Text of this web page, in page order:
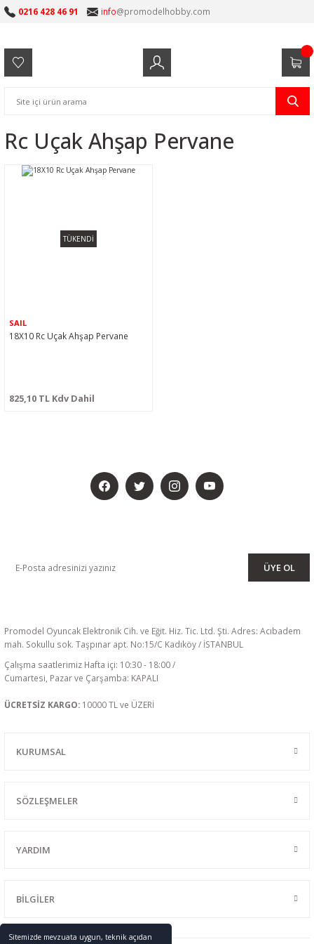
Sitemizde mevzuata uygun, teknik açıdan
0216 428 46 91 info@promodelhobby.com
Rc Uçak Ahşap Pervane
TÜKENDİ
SAIL
18X10 Rc Uçak Ahşap Pervane
825,10 TL Kdv Dahil
ÜYE OL
Promodel Oyuncak Elektronik Cih. ve Eğit. Hiz. Tic. Ltd. Şti. Adres: Acıbadem
mah. Sokullu sok. Taşpınar apt. No:15/C Kadıköy / İSTANBUL
Çalışma saatlerimiz Hafta içi: 10:30 - 18:00 /
Cumartesi, Pazar ve Çarşamba: KAPALI
ÜCRETSİZ KARGO: 10000 TL ve ÜZERİ
KURUMSAL
SÖZLEŞMELER
YARDIM
BİLGİLER